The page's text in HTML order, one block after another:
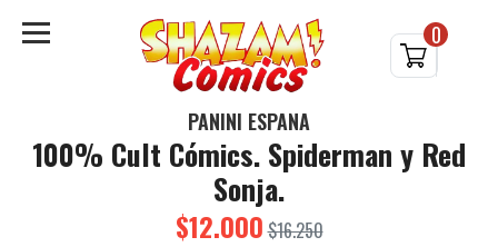
0
PANINI ESPAÑA
100% Cult Cómics. Spiderman y Red
Sonja.
$12.000$16.250